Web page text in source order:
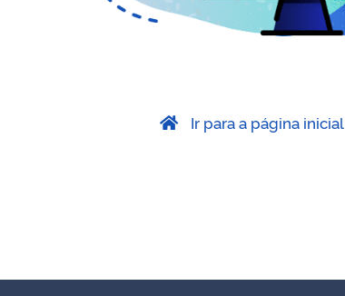
Ir para a página inicial